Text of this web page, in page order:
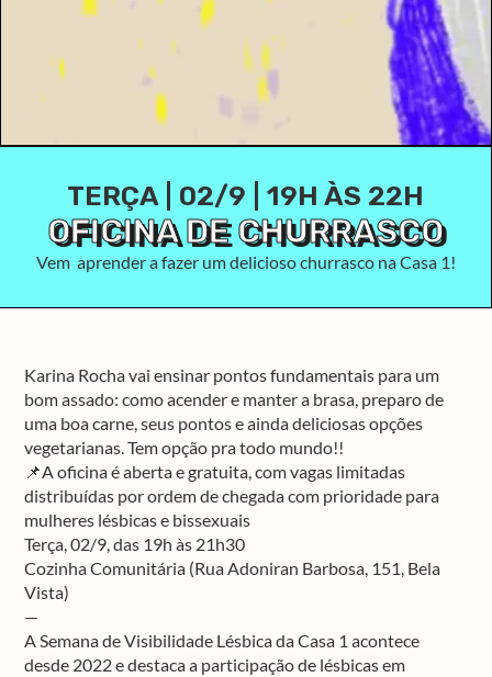
TERÇA | 02/9 | 19H ÀS 22H
OFICINA DE CHURRASCO
Vem aprender a fazer um delicioso churrasco na Casa 1!
Karina Rocha vai ensinar pontos fundamentais para um
bom assado: como acender e manter a brasa, preparo de
uma boa carne, seus pontos e ainda deliciosas opções
vegetarianas. Tem opção pra todo mundo!!
📌A oficina é aberta e gratuita, com vagas limitadas
distribuídas por ordem de chegada com prioridade para
mulheres lésbicas e bissexuais
Terça, 02/9, das 19h às 21h30
Cozinha Comunitária (Rua Adoniran Barbosa, 151, Bela
Vista)
—
A Semana de Visibilidade Lésbica da Casa 1 acontece
desde 2022 e destaca a participação de lésbicas em